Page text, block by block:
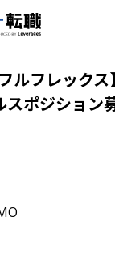
ルフレック
ポジション